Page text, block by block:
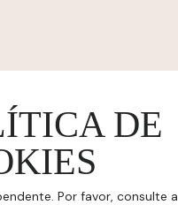
DE
Por favor, consulte a